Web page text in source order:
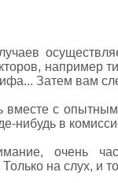
например
Затем вам
с
нибудь в
очень
на слух, и